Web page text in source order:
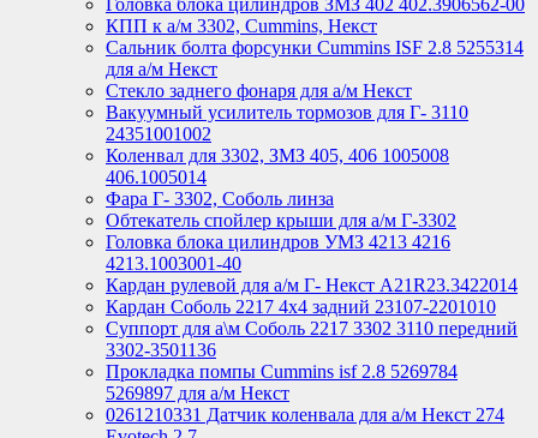
КПП к а/м 3302, Cummins, Некст
Сальник болта форсунки Cummins ISF 2.8 5255314
для а/м Некст
Стекло заднего фонаря для а/м Некст
Вакуумный усилитель тормозов для Г- 3110
24351001002
Коленвал для 3302, ЗМЗ 405, 406 1005008
406.1005014
Фара Г- 3302, Соболь линза
Обтекатель спойлер крыши для а/м Г-3302
Головка блока цилиндров УМЗ 4213 4216
4213.1003001-40
Кардан рулевой для а/м Г- Некст А21R23.3422014
Кардан Соболь 2217 4х4 задний 23107-2201010
Суппорт для а\м Соболь 2217 3302 3110 передний
3302-3501136
Прокладка помпы Cummins isf 2.8 5269784
5269897 для а/м Некст
0261210331 Датчик коленвала для а/м Некст 274